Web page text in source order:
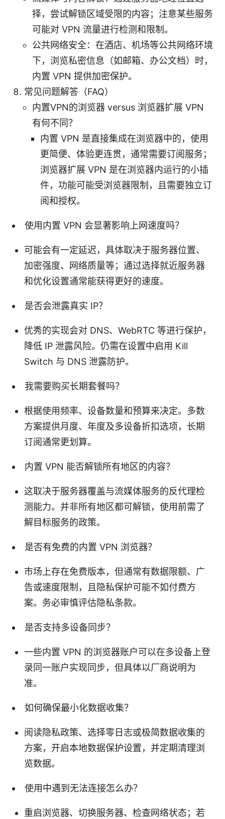
择，尝试解锁区域受限的内容；注意某些服务
可能对 VPN 流量进行检测和限制。
公共网络安全：在酒店、机场等公共网络环境
下，浏览私密信息（如邮箱、办公文档）时，
内置 VPN 提供加密保护。
常见问题解答（FAQ）
内置VPN的浏览器 versus 浏览器扩展 VPN
有何不同？
内置 VPN 是直接集成在浏览器中的，使用
更简便、体验更连贯，通常需要订阅服务；
浏览器扩展 VPN 是在浏览器内运行的小插
件，功能可能受浏览器限制，且需要独立订
阅和授权。
使用内置 VPN 会显著影响上网速度吗？
可能会有一定延迟，具体取决于服务器位置、
加密强度、网络质量等；通过选择就近服务器
和优化设置通常能获得更好的速度。
是否会泄露真实 IP？
优秀的实现会对 DNS、WebRTC 等进行保护，
降低 IP 泄露风险。仍需在设置中启用 Kill
Switch 与 DNS 泄露防护。
我需要购买长期套餐吗？
根据使用频率、设备数量和预算来决定。多数
方案提供月度、年度及多设备折扣选项，长期
订阅通常更划算。
内置 VPN 能否解锁所有地区的内容？
这取决于服务器覆盖与流媒体服务的反代理检
测能力。并非所有地区都可解锁，使用前需了
解目标服务的政策。
是否有免费的内置 VPN 浏览器？
市场上存在免费版本，但通常有数据限额、广
告或速度限制，且隐私保护可能不如付费方
案。务必审慎评估隐私条款。
是否支持多设备同步？
一些内置 VPN 的浏览器账户可以在多设备上登
录同一账户实现同步，但具体以厂商说明为
准。
如何确保最小化数据收集？
阅读隐私政策、选择零日志或极简数据收集的
方案，开启本地数据保护设置，并定期清理浏
览数据。
使用中遇到无法连接怎么办？
重启浏览器、切换服务器、检查网络状态；若